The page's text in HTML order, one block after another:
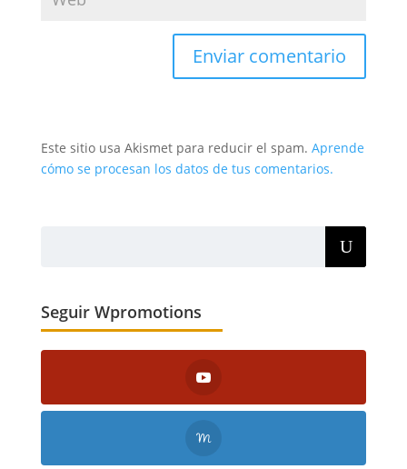
Este sitio usa Akismet para reducir el spam. Aprende
cómo se procesan los datos de tus comentarios.
Seguir Wpromotions